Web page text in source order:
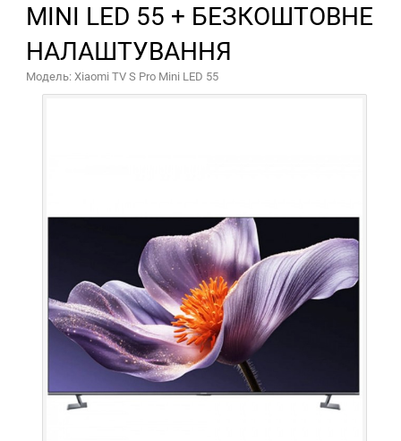
MINI LED 55 + БЕЗКОШТОВНЕ
НАЛАШТУВАННЯ
Модель: Xiaomi TV S Pro Mini LED 55